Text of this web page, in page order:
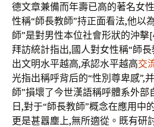
德文章兼備而年壽已高的著名女
性稱“師長教師”持正面看法,他以
師”是對男性本位社會形狀的沖
拜訪統計指出,國人對女性稱“師
出文明水平越高,承認水平越高交
光指出稱呼背后的“性別尊卑感”,
師”損壞了今世漢語稱呼體系外
日,對于“師長教師”概念在應用中
更是甚囂塵上,無所適從。既有研